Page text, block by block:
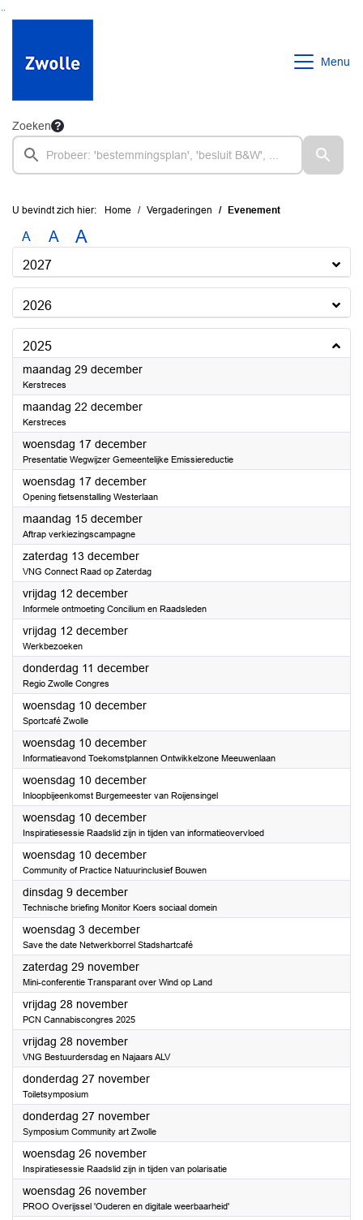
Ga naar de inhoud van deze pagina
Ga naar het zoeken
Ga naar het menu
Menu
Zoeken
U bevindt zich hier: Home Vergaderingen Evenement
A A A
2027
2026
2025
maandag 29 december2025
Kerstreces
maandag 22 december2025
Kerstreces
woensdag 17 december2025
Presentatie Wegwijzer Gemeentelijke Emissiereductie
woensdag 17 december2025
Opening fietsenstalling Westerlaan
maandag 15 december2025
Aftrap verkiezingscampagne
zaterdag 13 december2025
VNG Connect Raad op Zaterdag
vrijdag 12 december2025
Informele ontmoeting Concilium en Raadsleden
vrijdag 12 december2025
Werkbezoeken
donderdag 11 december2025
Regio Zwolle Congres
woensdag 10 december2025
Sportcafé Zwolle
woensdag 10 december2025
Informatieavond Toekomstplannen Ontwikkelzone Meeuwenlaan
woensdag 10 december2025
Inloopbijeenkomst Burgemeester van Roijensingel
woensdag 10 december2025
Inspiratiesessie Raadslid zijn in tijden van informatieovervloed
woensdag 10 december2025
Community of Practice Natuurinclusief Bouwen
dinsdag 9 december2025
Technische briefing Monitor Koers sociaal domein
woensdag 3 december2025
Save the date Netwerkborrel Stadshartcafé
zaterdag 29 november2025
Mini-conferentie Transparant over Wind op Land
vrijdag 28 november2025
PCN Cannabiscongres 2025
vrijdag 28 november2025
VNG Bestuurdersdag en Najaars ALV
donderdag 27 november2025
Toiletsymposium
donderdag 27 november2025
Symposium Community art Zwolle
woensdag 26 november2025
Inspiratiesessie Raadslid zijn in tijden van polarisatie
woensdag 26 november2025
PROO Overijssel 'Ouderen en digitale weerbaarheid'